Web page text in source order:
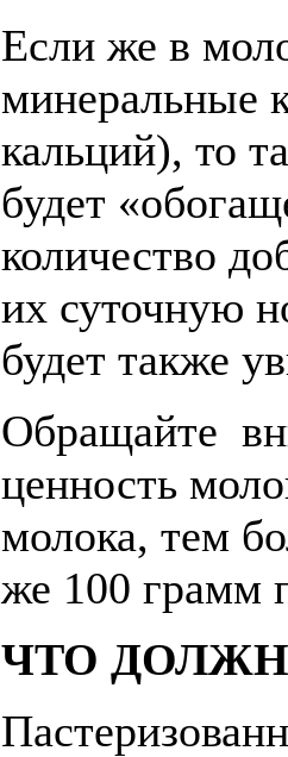
Если же в
минеральные
кальций), то
будет
количество
их суточную
будет также
Обращайте
ценность
молока, тем
же 100 грамм
ЧТО